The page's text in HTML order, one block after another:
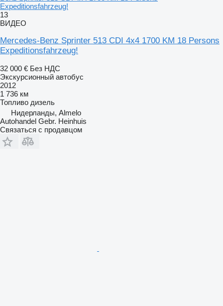
Expeditionsfahrzeug!
13
ВИДЕО
Mercedes-Benz Sprinter 513 CDI 4x4 1700 KM 18 Persons
Expeditionsfahrzeug!
32 000 € Без НДС
Экскурсионный автобус
2012
1 736 км
Топливо дизель
Нидерланды, Almelo
Autohandel Gebr. Heinhuis
Связаться с продавцом